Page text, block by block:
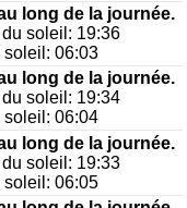
long de la journée.
du soleil: 19:36
soleil: 06:03
long de la journée.
du soleil: 19:34
soleil: 06:04
long de la journée.
du soleil: 19:33
soleil: 06:05